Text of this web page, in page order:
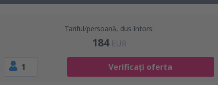
Tariful/persoană, dus-întors:
184 EUR
1 Verificați oferta